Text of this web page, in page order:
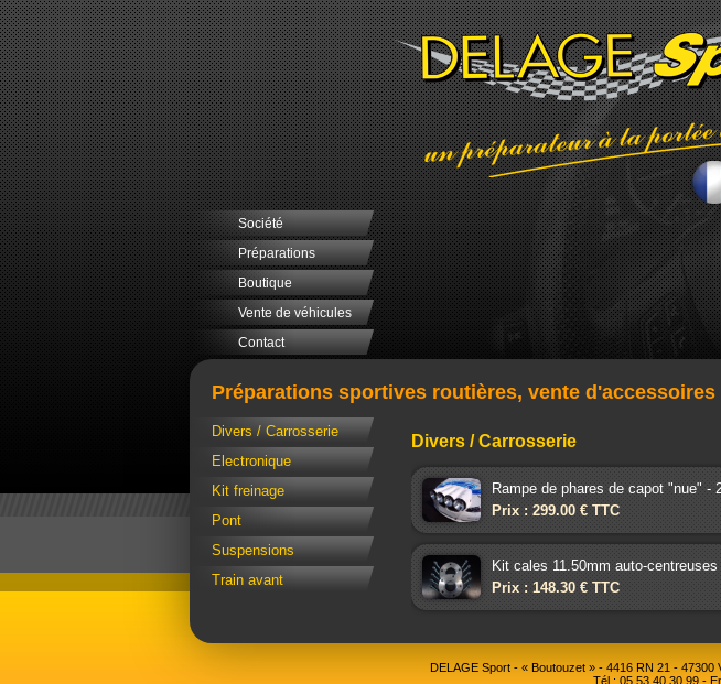
Société
Préparations
Boutique
Vente de véhicules
Contact
Préparations sportives routières, vente d'accessoires
Divers / Carrosserie
Electronique
Kit freinage
Pont
Suspensions
Train avant
Divers / Carrosserie
Rampe de phares de capot "nue" -
Prix : 299.00 € TTC
Kit cales 11.50mm auto-
Prix : 148.30 € TTC
DELAGE Sport - « Boutouzet » - 4416 RN 21 -
Tél : 05.53.40.30.99 -